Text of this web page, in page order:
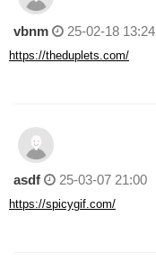
vbnm 25-02-18 13:24
https://theduplets.com/
asdf 25-03-07 21:00
https://spicygif.com/